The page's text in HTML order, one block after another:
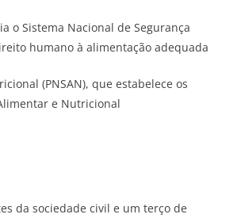
o Sistema Nacional de Segurança
humano à alimentação adequada
(PNSAN), que estabelece os
e Nutricional
da sociedade civil e um terço de